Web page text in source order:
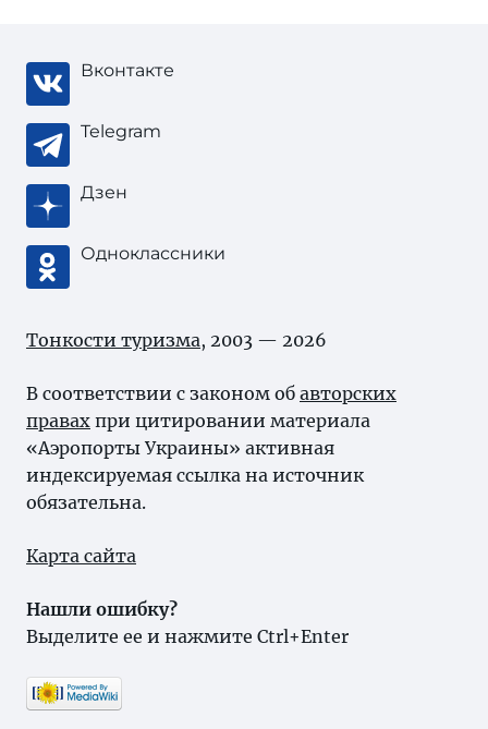
Вконтакте
Telegram
Дзен
Одноклассники
Тонкости туризма, 2003 — 2026
В соответствии с законом об авторских
правах при цитировании материала
«Аэропорты Украины» активная
индексируемая ссылка на источник
обязательна.
Карта сайта
Нашли ошибку?
Выделите ее и нажмите Ctrl+Enter